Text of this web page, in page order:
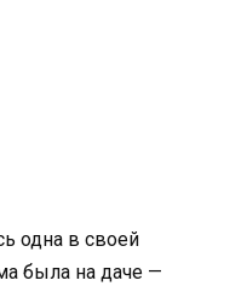
одна в своей
была на даче —